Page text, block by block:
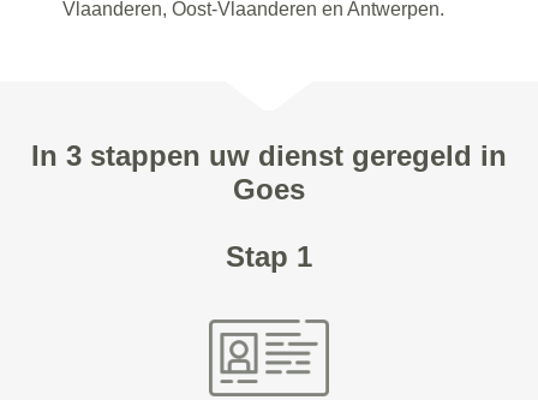
Vlaanderen, Oost-Vlaanderen en Antwerpen.
In 3 stappen uw dienst geregeld in
Goes
Stap 1